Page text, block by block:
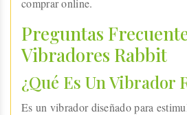
comprar online.
Preguntas
Vibradores Rabbit
¿Qué Es Un Vibrador
Es un vibrador diseñado para